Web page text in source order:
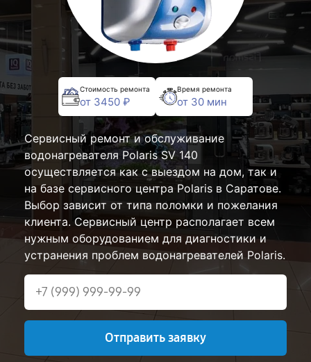
Стоимость ремонта
от 3450 ₽
Время ремонта
от 30 мин
Сервисный ремонт и обслуживание
водонагревателя Polaris SV 140
осуществляется как с выездом на дом, так и
на базе сервисного центра Polaris в Саратове.
Выбор зависит от типа поломки и пожелания
клиента. Сервисный центр располагает всем
нужным оборудованием для диагностики и
устранения проблем водонагревателей Polaris.
Отправить заявку